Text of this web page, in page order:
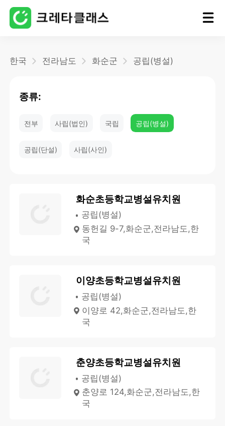
한국 전라남도 화순군 공립(병설)
종류:
전부 사립(법인) 국립 공립(병설)
공립(단설) 사립(사인)
화순초등학교병설유치원
공립(병설)
동헌길 9-7,화순군,전라남도,한
국
이양초등학교병설유치원
공립(병설)
이양로 42,화순군,전라남도,한
국
춘양초등학교병설유치원
공립(병설)
춘양로 124,화순군,전라남도,한
국